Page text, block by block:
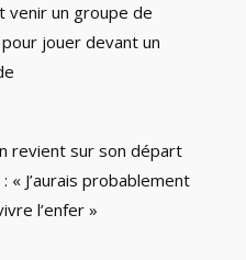
venir un groupe de
jouer devant un
revient sur son départ
« J’aurais probablement
l’enfer »